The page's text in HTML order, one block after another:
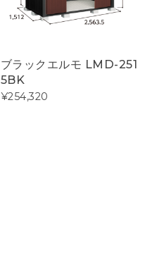
ブラックエルモ LMD-251
5BK
¥254,320